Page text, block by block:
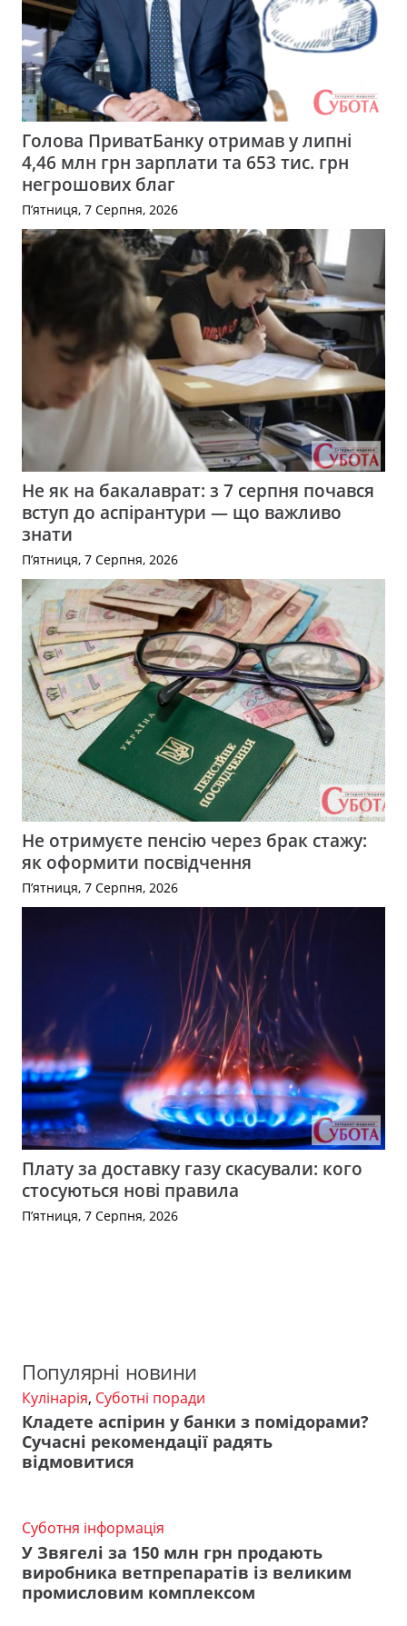
Голова ПриватБанку отримав у липні
4,46 млн грн зарплати та 653 тис. грн
негрошових благ
П’ятниця, 7 Серпня, 2026
Не як на бакалаврат: з 7 серпня почався
вступ до аспірантури — що важливо
знати
П’ятниця, 7 Серпня, 2026
Не отримуєте пенсію через брак стажу:
як оформити посвідчення
П’ятниця, 7 Серпня, 2026
Плату за доставку газу скасували: кого
стосуються нові правила
П’ятниця, 7 Серпня, 2026
Популярні новини
Кулінарія, Суботні поради
Кладете аспірин у банки з помідорами?
Сучасні рекомендації радять
відмовитися
Суботня інформація
У Звягелі за 150 млн грн продають
виробника ветпрепаратів із великим
промисловим комплексом